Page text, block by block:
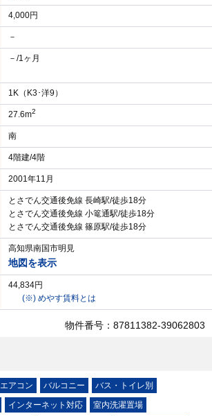
4,000円
－
－/1ヶ月
1K（K3･洋9）
27.6m2
南
4階建/4階
2001年11月
とさでん交通後免線 長崎駅/徒歩18分
とさでん交通後免線 小篭通駅/徒歩18分
とさでん交通後免線 篠原駅/徒歩18分
高知県南国市明見
地図を表示
44,834円
(※) めやす賃料とは
物件番号：87811382-39062803
エアコン バルコニー
バス・トイレ別
インターネット対応
室内洗濯置場